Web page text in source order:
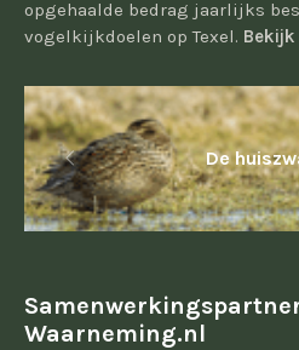
opgehaalde bedrag jaarlijks
vogelkijkdoelen op Texel.
De
Waarneming.nl